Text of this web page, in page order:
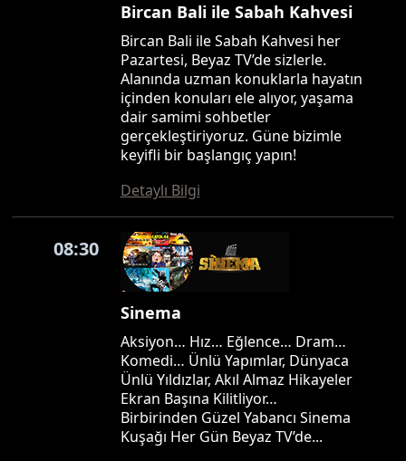
Bircan Bali ile Sabah Kahvesi
Bircan Bali ile Sabah Kahvesi her
Pazartesi, Beyaz TV’de sizlerle.
Alanında uzman konuklarla hayatın
içinden konuları ele alıyor, yaşama
dair samimi sohbetler
gerçekleştiriyoruz. Güne bizimle
keyifli bir başlangıç yapın!
Detaylı Bilgi
08:30
Sinema
Aksiyon… Hız… Eğlence… Dram…
Komedi… Ünlü Yapımlar, Dünyaca
Ünlü Yıldızlar, Akıl Almaz Hikayeler
Ekran Başına Kilitliyor…
Birbirinden Güzel Yabancı Sinema
Kuşağı Her Gün Beyaz TV’de...